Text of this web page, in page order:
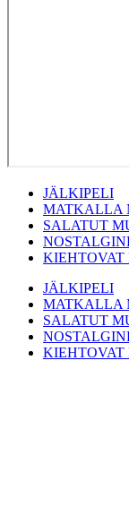
JÄLKIPELI
MATKALLA
SALATUT
JÄLKIPELI
MATKALLA
SALATUT